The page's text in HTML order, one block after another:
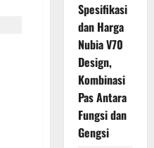
Spesifikasi
dan Harga
Nubia V70
Design,
Kombinasi
Pas Antara
Fungsi dan
Gengsi